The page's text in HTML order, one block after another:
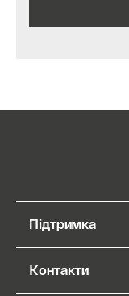
Підтримка
Контакти